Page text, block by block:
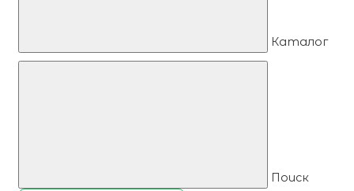
Каталог
Поиск